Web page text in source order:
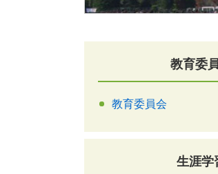
教育委
教育委員会
生涯学